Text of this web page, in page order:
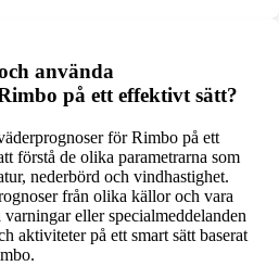
använda
på ett effektivt sätt?
för Rimbo på ett
förstå de olika parametrarna som
nederbörd och vindhastighet.
från olika källor och vara
eller specialmeddelanden
aktiviteter på ett smart sätt baserat